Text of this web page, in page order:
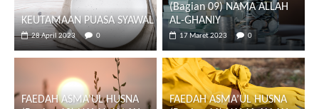
KEUTAMAAN PUASA SYAWAL
28 April 2023 0
(Bagian 09) NAMA ALLAH
AL-GHANIY
17 Maret 2023 0
FAEDAH ASMA’UL HUSNA
FAEDAH ASMA’UL HUSNA